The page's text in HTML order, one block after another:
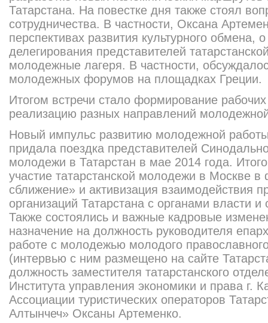
Татарстана. На повестке дня также стоял
сотрудничества. В частности, Оксана
перспективах развития культурного обмена,
делегирования представителей
молодежные лагеря. В частности,
молодежных форумов на площадках Греции.
Итогом встречи стало формирование рабочих
реализацию разных направлений
Новый импульс развитию молодежной
придала поездка представителей
молодежи в Татарстан в мае 2014 года.
участие татарстанской молодежи в Москве
сближение» и активизация взаимодействия
организаций Татарстана с органами власти
Также состоялись и важные кадровые
назначение на должность руководителя
работе с молодежью молодого
(интервью с ним размещено на сайте
должность заместителя татарстанского
Института управления экономики и права г.
Ассоциации туристических операторов
Алтынчеч» Оксаны Артеменко.